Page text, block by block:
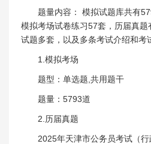
题量内容： 模拟试题库共有
模拟考场试卷练习57套，历届真
试题多套，以及多条考试介绍和考
1.模拟考场
题型：单选题,共用题干
题量：5793道
2.历届真题
2025年天津市公务员考试（